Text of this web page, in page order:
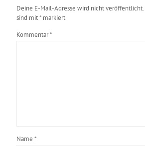
Deine E-Mail-Adresse wird nicht veröffentlicht.
sind mit* markiert
Kommentar*
Name *